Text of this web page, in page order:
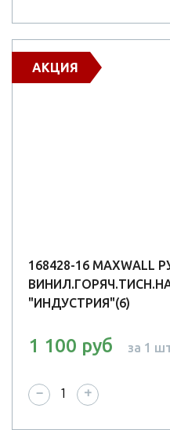
АКЦИЯ
168428-16 MAXWALL
"ИНДУСТРИЯ"(6)
1 100 руб за 1
− +